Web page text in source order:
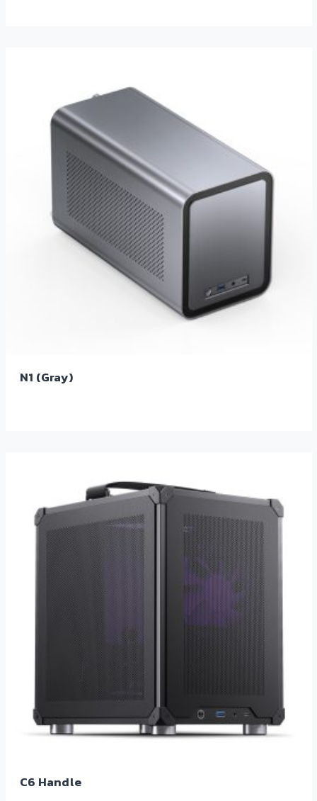
N1 (Gray)
C6 Handle